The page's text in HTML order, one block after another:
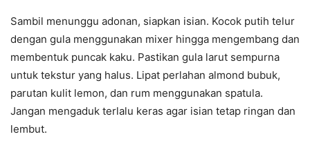
Sambil menunggu adonan, siapkan isian. Kocok putih telur
dengan gula menggunakan mixer hingga mengembang dan
membentuk puncak kaku. Pastikan gula larut sempurna
untuk tekstur yang halus. Lipat perlahan almond bubuk,
parutan kulit lemon, dan rum menggunakan spatula.
Jangan mengaduk terlalu keras agar isian tetap ringan dan
lembut.